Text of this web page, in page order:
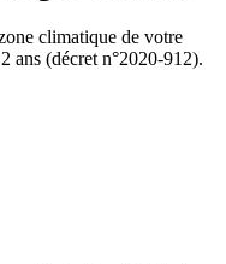
climatique de votre
ans (décret n°2020-912).